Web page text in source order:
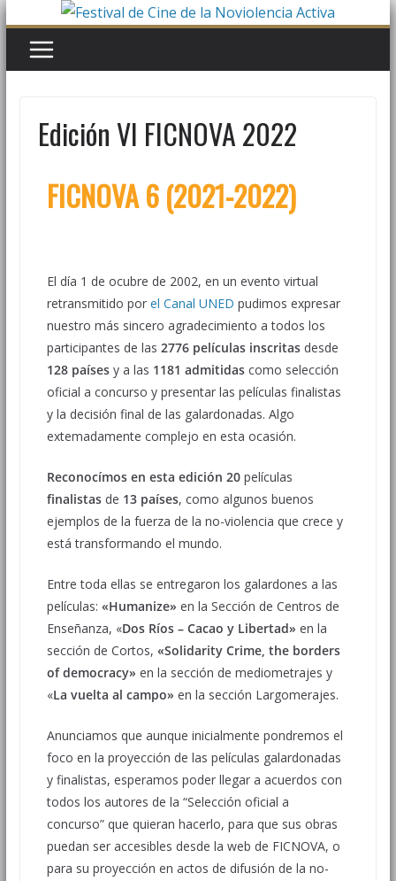
Edición VI FICNOVA 2022
FICNOVA 6 (2021-2022)
El día 1 de ocubre de 2002, en un evento virtual
retransmitido por el Canal UNED pudimos expresar
nuestro más sincero agradecimiento a todos los
participantes de las 2776 películas inscritasdesde
128 paísesy a las 1181 admitidascomo selección
oficial a concurso y presentar las películas finalistas
y la decisión final de las galardonadas. Algo
extemadamente complejo en esta ocasión.
Reconocímos en esta edición 20 películas
finalistas de 13 países, como algunos buenos
ejemplos de la fuerza de la no-violencia que crece y
está transformando el mundo.
Entre toda ellas se entregaron los galardones a las
películas: «Humanize» en la Sección de Centros de
Enseñanza, «Dos Ríos – Cacao y Libertad» en la
sección de Cortos, «Solidarity Crime, the borders
of democracy» en la sección de mediometrajes y
«La vuelta al campo» en la sección Largomerajes.
Anunciamos que aunque inicialmente pondremos el
foco en la proyección de las películas galardonadas
y finalistas, esperamos poder llegar a acuerdos con
todos los autores de la “Selección oficial a
concurso” que quieran hacerlo, para que sus obras
puedan ser accesibles desde la web de FICNOVA, o
para su proyección en actos de difusión de la no-